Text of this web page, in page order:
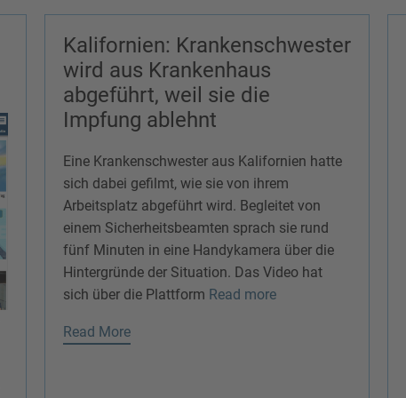
Kalifornien: Krankenschwester
wird aus Krankenhaus
abgeführt, weil sie die
Impfung ablehnt
Eine Krankenschwester aus Kalifornien hatte
sich dabei gefilmt, wie sie von ihrem
Arbeitsplatz abgeführt wird. Begleitet von
einem Sicherheitsbeamten sprach sie rund
fünf Minuten in eine Handykamera über die
Hintergründe der Situation. Das Video hat
sich über die Plattform Read more
Read More